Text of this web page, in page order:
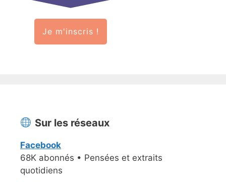
Je m'inscris !
Sur les réseaux
Facebook
68K abonnés • Pensées et extraits
quotidiens